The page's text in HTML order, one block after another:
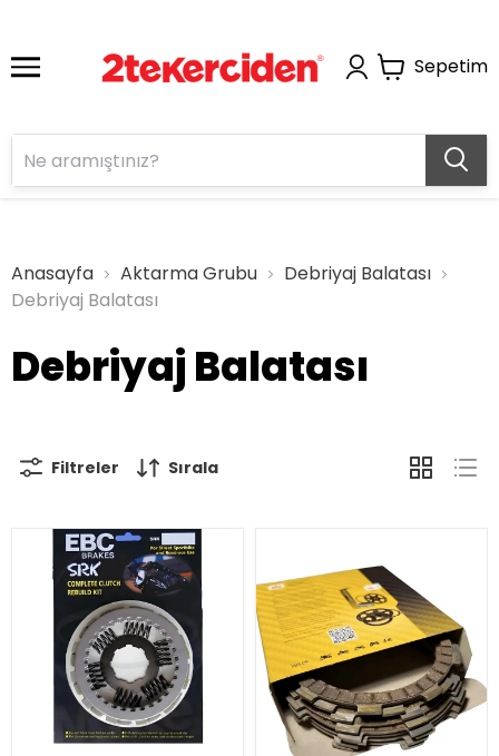
Sepetim
Anasayfa Aktarma Grubu
Debriyaj Balatası
Debriyaj Balatası
Debriyaj Balatası
Filtreler Sırala